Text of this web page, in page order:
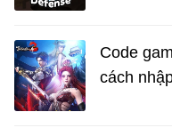
Code
cách